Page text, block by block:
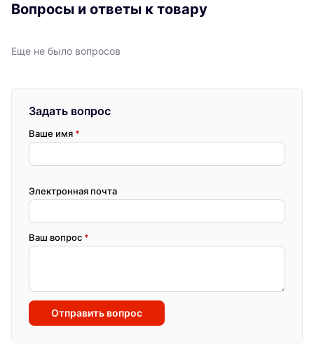
Вопросы и ответы к товару
Еще не было вопросов
Задать вопрос
Ваше имя *
Электронная почта
Ваш вопрос *
Отправить вопрос